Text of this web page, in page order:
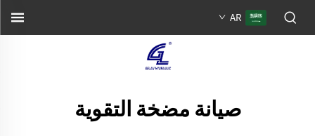
AR
صيانة مضخة التقوية